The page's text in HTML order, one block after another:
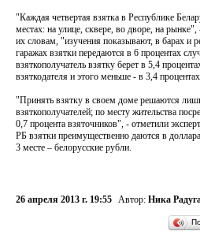
"Каждая четвертая взятка в Республике
местах: на улице, сквере, во дворе, на
их словам, "изучения показывают, в барах и
гаражах взятки передаются в 6 процентах
взяткополучатель взятку берет в 5,4
взяткодателя и этого меньше - в 3,4
"Принять взятку в своем доме решаются
взяткополучателей; по месту жительства
0,7 процента взяточников", - отметили
РБ взятки преимущественно даются в
3 месте – белорусские рубли.
26 апреля 2013 г. 19:55 Автор: Ника